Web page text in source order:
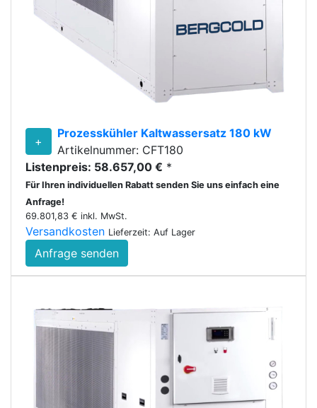
+
Prozesskühler Kaltwassersatz 180 kW
Artikelnummer: CFT180
Listenpreis: 58.657,00 € *
Für Ihren individuellen Rabatt senden Sie uns einfach eine
Anfrage!
69.801,83 € inkl. MwSt.
Versandkosten Lieferzeit: Auf Lager
Anfrage senden